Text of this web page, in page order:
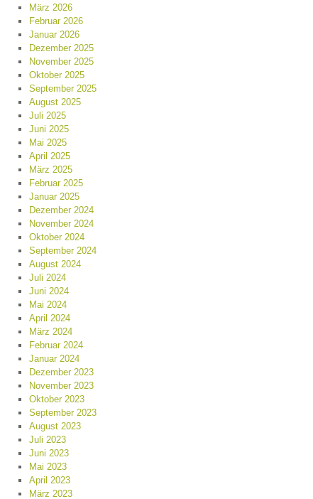
März 2026
Februar 2026
Januar 2026
Dezember 2025
November 2025
Oktober 2025
September 2025
August 2025
Juli 2025
Juni 2025
Mai 2025
April 2025
März 2025
Februar 2025
Januar 2025
Dezember 2024
November 2024
Oktober 2024
September 2024
August 2024
Juli 2024
Juni 2024
Mai 2024
April 2024
März 2024
Februar 2024
Januar 2024
Dezember 2023
November 2023
Oktober 2023
September 2023
August 2023
Juli 2023
Juni 2023
Mai 2023
April 2023
März 2023